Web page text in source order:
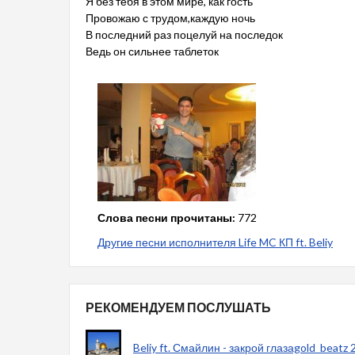
Провожаю с трудом,каждую ночь
В последний раз поцелуй на последок
Ведь он сильнее таблеток
Слова песни прочитаны: 772
Другие песни исполнителя Life MC КП ft. Beliy
РЕКОМЕНДУЕМ ПОСЛУШАТЬ
Beliy ft. Смайлин - закрой глазаgold_beatz